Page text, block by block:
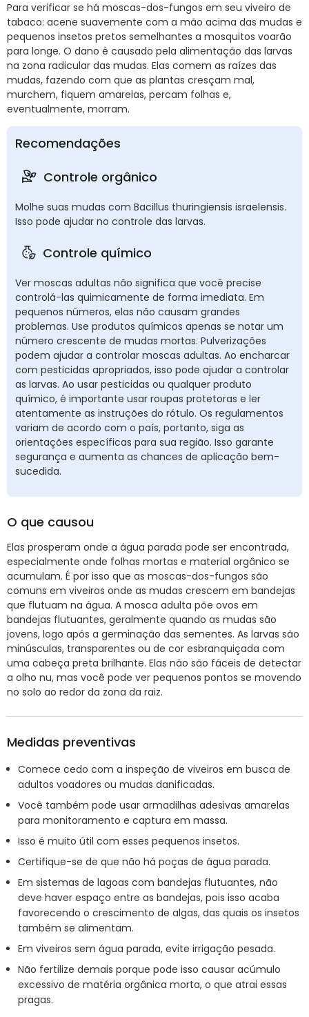
Para verificar se há moscas-dos-fungos em seu viveiro de
tabaco: acene suavemente com a mão acima das mudas e
pequenos insetos pretos semelhantes a mosquitos voarão
para longe. O dano é causado pela alimentação das larvas
na zona radicular das mudas. Elas comem as raízes das
mudas, fazendo com que as plantas cresçam mal,
murchem, fiquem amarelas, percam folhas e,
eventualmente, morram.
Recomendações
Controle orgânico
Molhe suas mudas com Bacillus thuringiensis israelensis.
Isso pode ajudar no controle das larvas.
Controle químico
Ver moscas adultas não significa que você precise
controlá-las quimicamente de forma imediata. Em
pequenos números, elas não causam grandes
problemas. Use produtos químicos apenas se notar um
número crescente de mudas mortas. Pulverizações
podem ajudar a controlar moscas adultas. Ao encharcar
com pesticidas apropriados, isso pode ajudar a controlar
as larvas. Ao usar pesticidas ou qualquer produto
químico, é importante usar roupas protetoras e ler
atentamente as instruções do rótulo. Os regulamentos
variam de acordo com o país, portanto, siga as
orientações específicas para sua região. Isso garante
segurança e aumenta as chances de aplicação bem-
sucedida.
O que causou
Elas prosperam onde a água parada pode ser encontrada,
especialmente onde folhas mortas e material orgânico se
acumulam. É por isso que as moscas-dos-fungos são
comuns em viveiros onde as mudas crescem em bandejas
que flutuam na água. A mosca adulta põe ovos em
bandejas flutuantes, geralmente quando as mudas são
jovens, logo após a germinação das sementes. As larvas são
minúsculas, transparentes ou de cor esbranquiçada com
uma cabeça preta brilhante. Elas não são fáceis de detectar
a olho nu, mas você pode ver pequenos pontos se movendo
no solo ao redor da zona da raiz.
Medidas preventivas
Comece cedo com a inspeção de viveiros em busca de
adultos voadores ou mudas danificadas.
Você também pode usar armadilhas adesivas amarelas
para monitoramento e captura em massa.
Isso é muito útil com esses pequenos insetos.
Certifique-se de que não há poças de água parada.
Em sistemas de lagoas com bandejas flutuantes, não
deve haver espaço entre as bandejas, pois isso acaba
favorecendo o crescimento de algas, das quais os insetos
também se alimentam.
Em viveiros sem água parada, evite irrigação pesada.
Não fertilize demais porque pode isso causar acúmulo
excessivo de matéria orgânica morta, o que atrai essas
pragas.